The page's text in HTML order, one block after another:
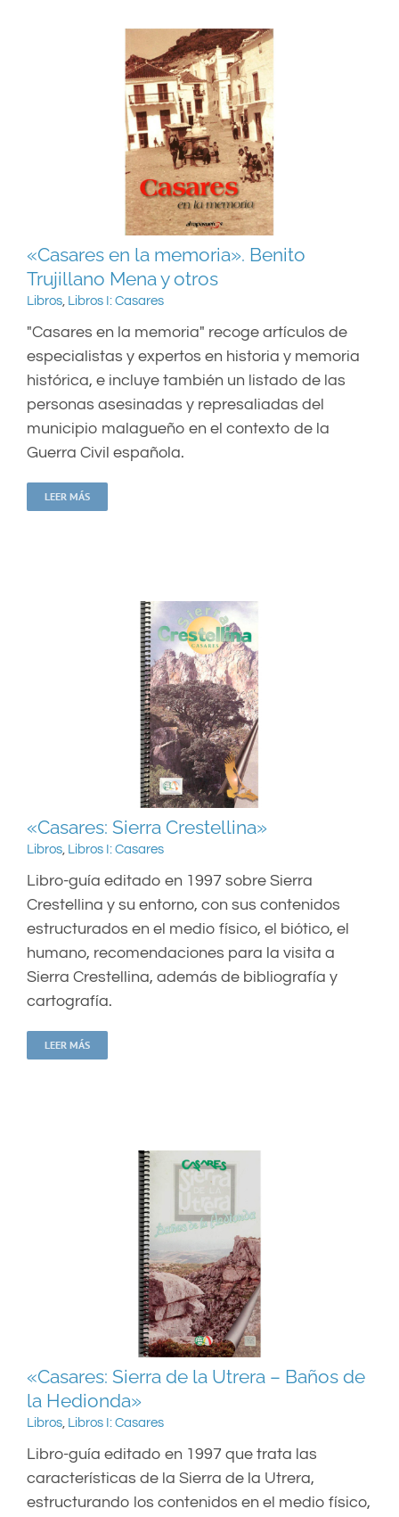
«Casares en la memoria». Benito Trujillano Mena
y otros
«Casares en la memoria». Benito
Trujillano Mena y otros
Libros, Libros I: Casares
"Casares en la memoria" recoge artículos de
especialistas y expertos en historia y memoria
histórica, e incluye también un listado de las
personas asesinadas y represaliadas del
municipio malagueño en el contexto de la
Guerra Civil española.
LEER MÁS
«Casares: Sierra Crestellina»
Libros, Libros I: Casares
Libro-guía editado en 1997 sobre Sierra
Crestellina y su entorno, con sus contenidos
estructurados en el medio físico, el biótico, el
humano, recomendaciones para la visita a
Sierra Crestellina, además de bibliografía y
cartografía.
LEER MÁS
«Casares: Sierra de la Utrera – Baños de la
Hedionda»
«Casares: Sierra de la Utrera – Baños de
la Hedionda»
Libros, Libros I: Casares
Libro-guía editado en 1997 que trata las
características de la Sierra de la Utrera,
estructurando los contenidos en el medio físico,